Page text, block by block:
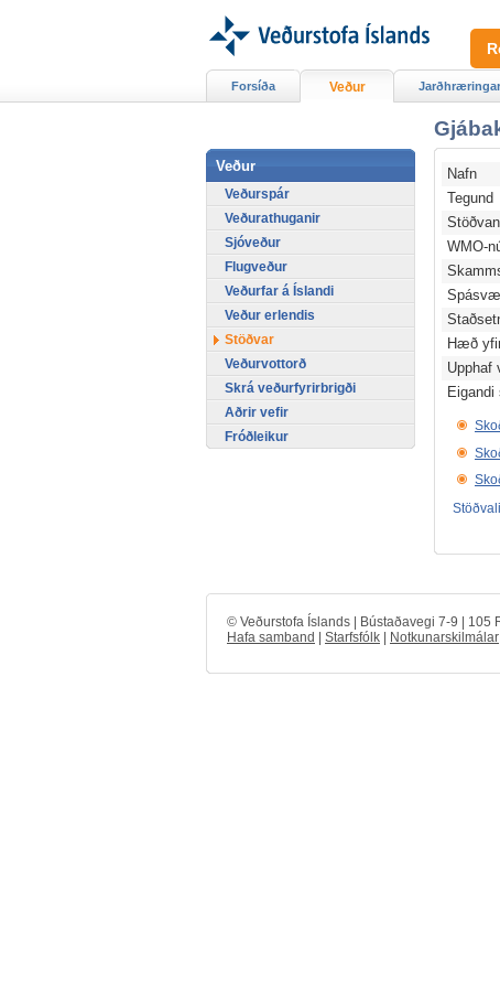
Nafn
Tegund
WMO-
Hæð
Upphaf
Eigandi
Forsíða Veður Jarðhræringar
Veður
Veðurspár
Veðurathuganir
Sjóveður
Flugveður
Veðurfar á Íslandi
Veður erlendis
Stöðvar
Veðurvottorð
Skrá veðurfyrirbrigði
Aðrir vefir
Fróðleikur
© Veðurstofa Íslands | Bústaðavegi 7-9 |
Hafa samband
Starfsfólk Notkunarskilmálar